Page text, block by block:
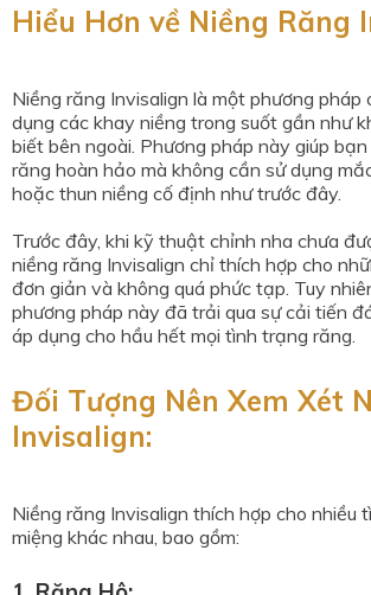
Hiểu Hơn về Niềng Răng
Niềng răng Invisalign là một phương pháp
dụng các khay niềng trong suốt gần như
biết bên ngoài. Phương pháp này giúp
răng hoàn hảo mà không cần sử dụng
hoặc thun niềng cố định như trước đây.
Trước đây, khi kỹ thuật chỉnh nha chưa
niềng răng Invisalign chỉ thích hợp cho
đơn giản và không quá phức tạp. Tuy
phương pháp này đã trải qua sự cải tiến
áp dụng cho hầu hết mọi tình trạng răng.
Đối Tượng Nên Xem Xét
Invisalign:
Niềng răng Invisalign thích hợp cho nhiều
miệng khác nhau, bao gồm: